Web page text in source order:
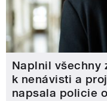
Naplnil všechny
k nenávisti a
napsala policie